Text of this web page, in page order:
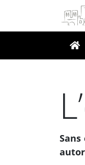
Panneau de gestion